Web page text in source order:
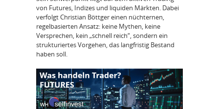
von Futures, Indizes und liquiden Märkten. Dabei
verfolgt Christian Böttger einen nüchternen,
regelbasierten Ansatz: keine Mythen, keine
Versprechen, kein „schnell reich“, sondern ein
strukturiertes Vorgehen, das langfristig Bestand
haben soll.